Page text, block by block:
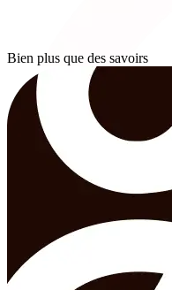
Bien plus que des savoirs